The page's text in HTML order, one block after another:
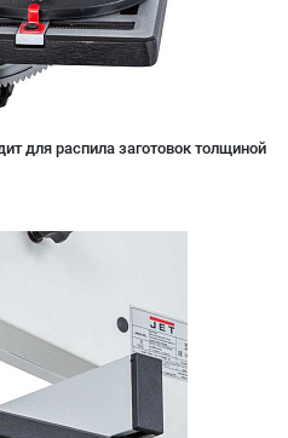
для распила заготовок толщиной